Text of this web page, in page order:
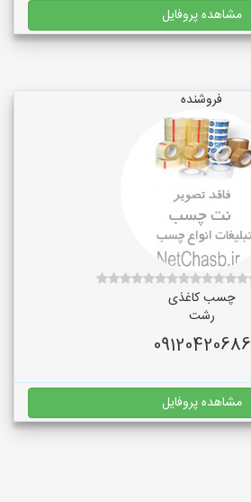
مشاهده پروفایل
فروشنده
چسب کاغذی
رشت
09120420686
مشاهده پروفایل